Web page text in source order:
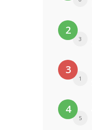
2
3
3
1
4
5